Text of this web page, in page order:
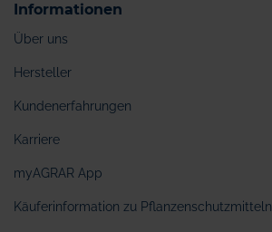
Informationen
Über uns
Hersteller
Kundenerfahrungen
Karriere
myAGRAR App
Käuferinformation zu Pflanzenschutzmitteln